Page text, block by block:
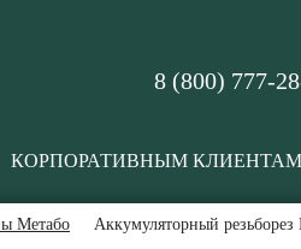
8 (800) 777-
КОРПОРАТИВНЫМ КЛИЕНТАМ
Метабо Аккумуляторный